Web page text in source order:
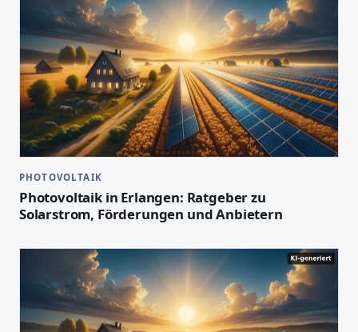
PHOTOVOLTAIK
Photovoltaik in Erlangen: Ratgeber zu
Solarstrom, Förderungen und Anbietern